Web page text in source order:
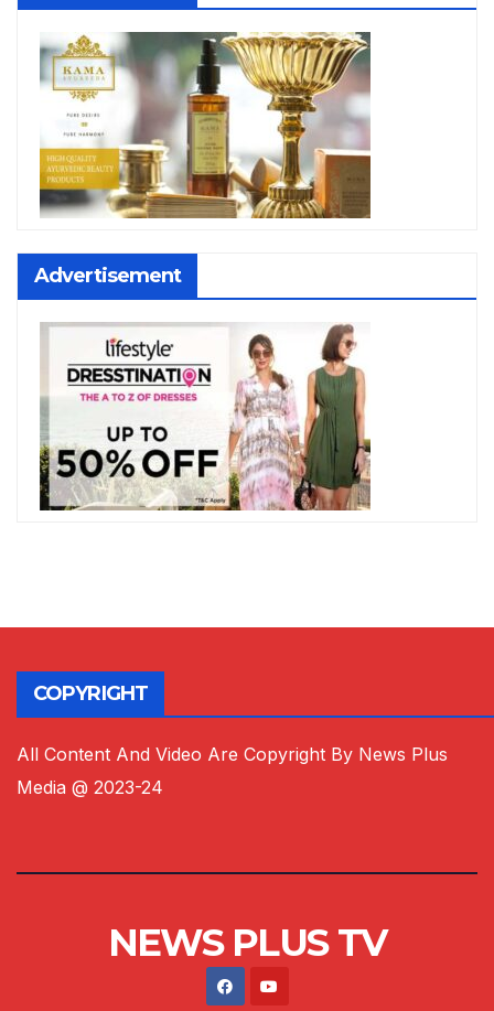
Advertisement
COPYRIGHT
All Content And Video Are Copyright By News Plus
Media @ 2023-24
NEWS PLUS TV